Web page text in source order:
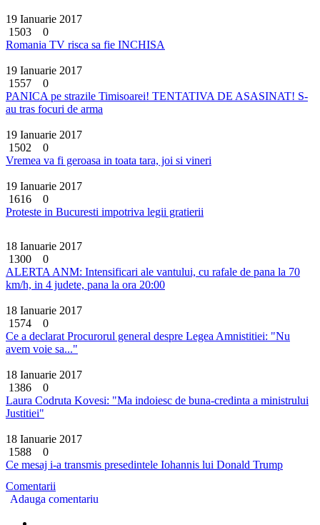
19 Ianuarie 2017
1503
0
Romania TV risca sa fie INCHISA
19 Ianuarie 2017
1557
0
PANICA pe strazile Timisoarei! TENTATIVA DE ASASINAT! S-
au tras focuri de arma
19 Ianuarie 2017
1502
0
Vremea va fi geroasa in toata tara, joi si vineri
19 Ianuarie 2017
1616
0
Proteste in Bucuresti impotriva legii gratierii
18 Ianuarie 2017
1300
0
ALERTA ANM: Intensificari ale vantului, cu rafale de pana la 70
km/h, in 4 judete, pana la ora 20:00
18 Ianuarie 2017
1574
0
Ce a declarat Procurorul general despre Legea Amnistitiei: "Nu
avem voie sa..."
18 Ianuarie 2017
1386
0
Laura Codruta Kovesi: "Ma indoiesc de buna-credinta a ministrului
Justitiei"
18 Ianuarie 2017
1588
0
Ce mesaj i-a transmis presedintele Iohannis lui Donald Trump
Comentarii
Adauga comentariu